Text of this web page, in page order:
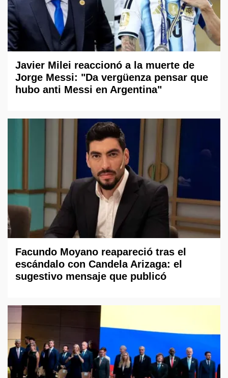
Javier Milei reaccionó a la muerte de
Jorge Messi: "Da vergüenza pensar que
hubo anti Messi en Argentina"
Facundo Moyano reapareció tras el
escándalo con Candela Arizaga: el
sugestivo mensaje que publicó